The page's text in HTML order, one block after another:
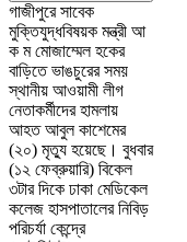
গাজীপুরে সাবেক
মুক্তিযুদ্ধবিষয়ক মন্ত্রী আ
ক ম মোজাম্মেল হকের
বাড়িতে ভাঙচুরের সময়
স্থানীয় আওয়ামী লীগ
নেতাকর্মীদের হামলায়
আহত আবুল কাশেমের
(২০) মৃত্যু হয়েছে। বুধবার
(১২ ফেব্রুয়ারি) বিকেল
৩টার দিকে ঢাকা মেডিকেল
কলেজ হাসপাতালের নিবিড়
পরিচর্যা কেন্দ্রে